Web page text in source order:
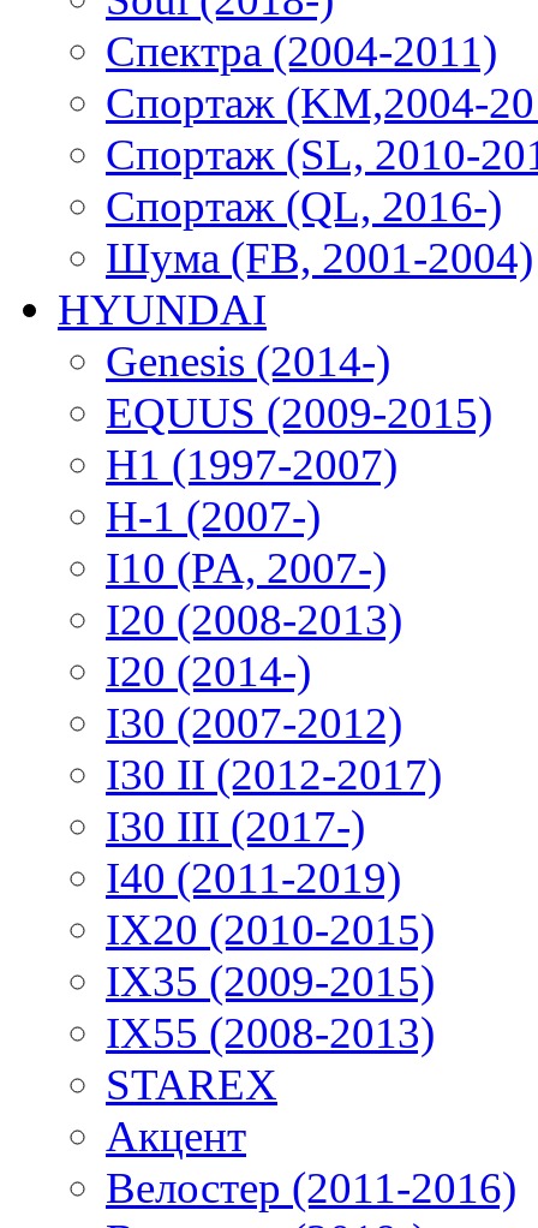
Спектра (2004-2011)
Спортаж (KM,2004-
Спортаж (SL, 2010-
Спортаж (QL, 2016-)
Шума (FB, 2001-2004)
HYUNDAI
Genesis (2014-)
EQUUS (2009-2015)
H1 (1997-2007)
H-1 (2007-)
I10 (PA, 2007-)
I20 (2008-2013)
I20 (2014-)
I30 (2007-2012)
I30 II (2012-2017)
I30 III (2017-)
I40 (2011-2019)
IX20 (2010-2015)
IX35 (2009-2015)
IX55 (2008-2013)
STAREX
Акцент
Велостер (2011-2016)